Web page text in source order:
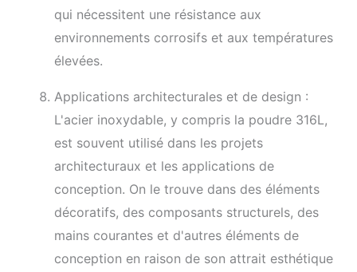
qui nécessitent une résistance aux
environnements corrosifs et aux températures
élevées.
Applications architecturales et de design :
L'acier inoxydable, y compris la poudre 316L,
est souvent utilisé dans les projets
architecturaux et les applications de
conception. On le trouve dans des éléments
décoratifs, des composants structurels, des
mains courantes et d'autres éléments de
conception en raison de son attrait esthétique